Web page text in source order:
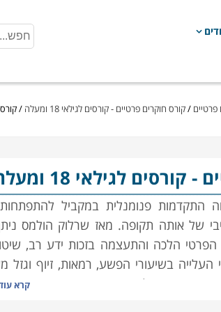
פרטיים /קורס חוקרים פרטיים - קורסים לגילאי 18 ומעלה /קורס
- קורסים לגילאי 18 ומעלה
התקדמות פנומנלית במקביל
של אותה תקופה. מאז שרלוק הולמס
הלכה והתעצמה בזכות ידע רב,
העלייה בשיעורי הפשע, רמאות, זיוף
הוא פתח לקריירה מעניינת, מרגשת
קרא